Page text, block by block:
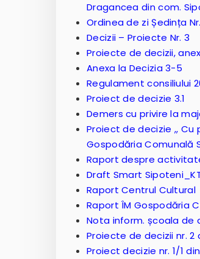
Dragancea din com.
Ordinea de zi Ședința
Decizii – Proiecte Nr. 3
Proiecte de decizii,
Anexa la Decizia 3-5
Regulament consiliului
Proiect de decizie 3.1
Demers cu privire la
Proiect de decizie ,,
Gospodăria Comunală
Raport despre
Draft Smart
Raport Centrul Cultural
Raport ÎM Gospodăria
Nota inform. școala de
Proiecte de decizii nr. 2
Proiect decizie nr. 1/1